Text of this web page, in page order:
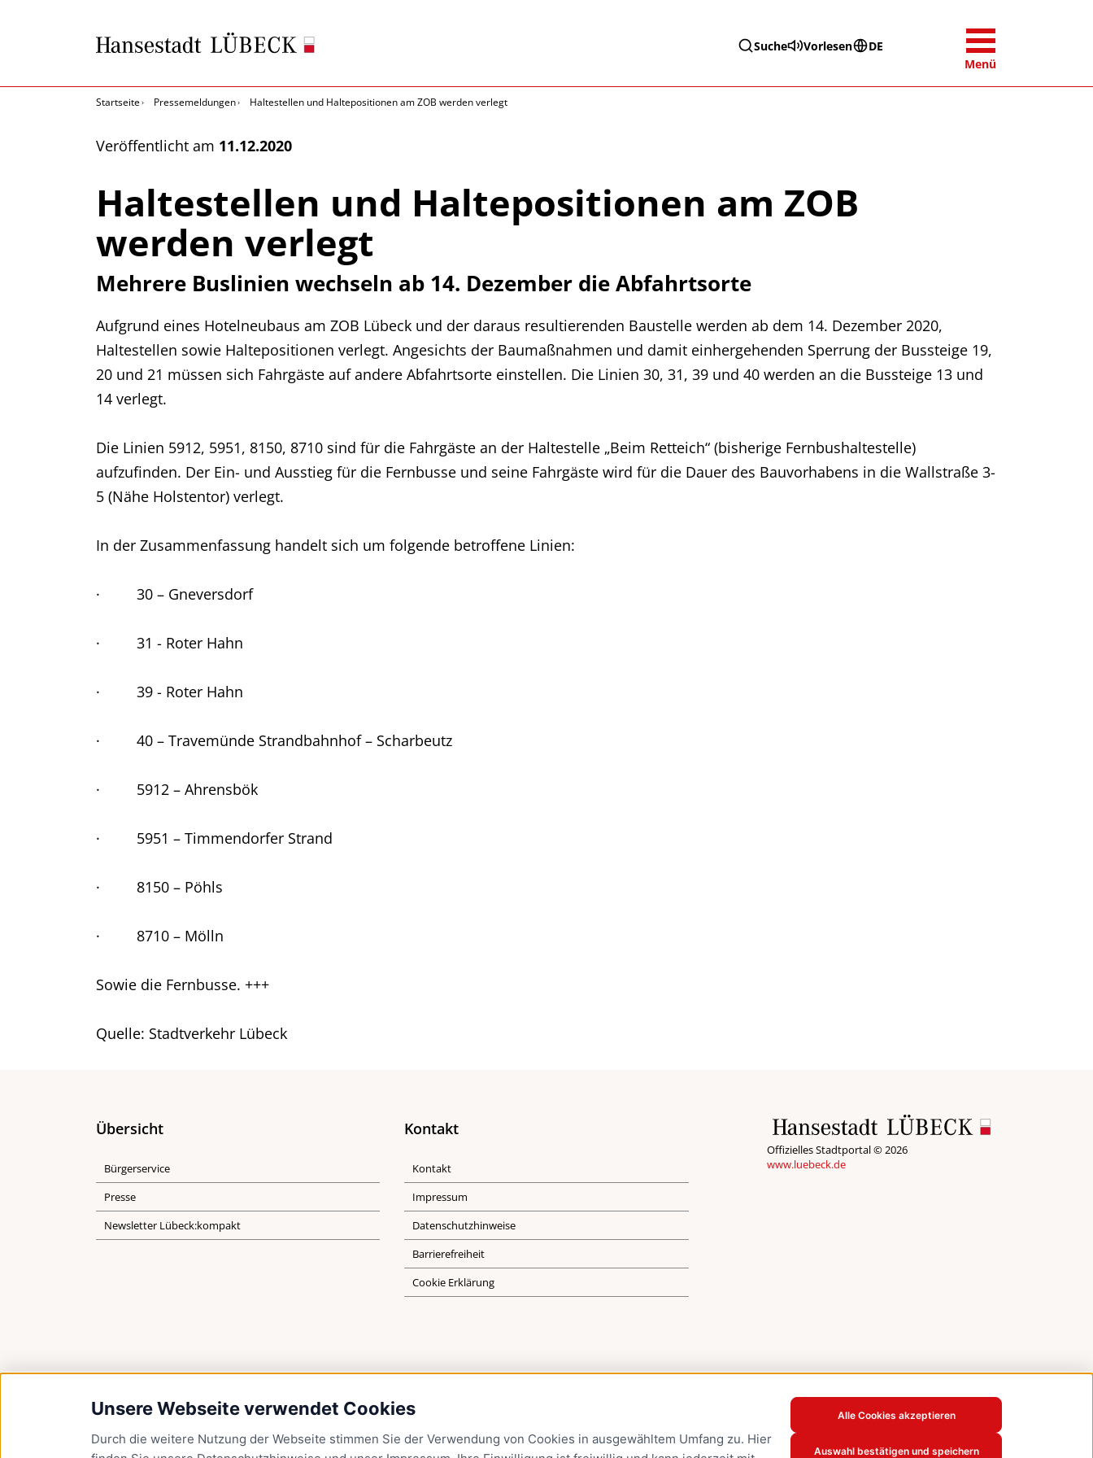
Unsere Webseite verwendet Cookies
Durch die weitere Nutzung der Webseite stimmen Sie der Verwendung von Cookies in ausgewähltem Umfang zu. Hier
Alle Cookies akzeptieren
Auswahl bestätigen und speichern
Suche Vorlesen
DE
Menü
Startseite Pressemeldungen Haltestellen und Haltepositionen am ZOB werden verlegt
Veröffentlicht am 11.12.2020
Haltestellen und Haltepositionen am ZOB
werden verlegt
Mehrere Buslinien wechseln ab 14. Dezember die Abfahrtsorte
Aufgrund eines Hotelneubaus am ZOB Lübeck und der daraus resultierenden Baustelle werden ab dem 14. Dezember 2020,
Haltestellen sowie Haltepositionen verlegt. Angesichts der Baumaßnahmen und damit einhergehenden Sperrung der Bussteige 19,
20 und 21 müssen sich Fahrgäste auf andere Abfahrtsorte einstellen. Die Linien 30, 31, 39 und 40 werden an die Bussteige 13 und
14 verlegt.
Die Linien 5912, 5951, 8150, 8710 sind für die Fahrgäste an der Haltestelle „Beim Retteich“ (bisherige Fernbushaltestelle)
aufzufinden. Der Ein- und Ausstieg für die Fernbusse und seine Fahrgäste wird für die Dauer des Bauvorhabens in die Wallstraße 3-
5 (Nähe Holstentor) verlegt.
In der Zusammenfassung handelt sich um folgende betroffene Linien:
· 30 – Gneversdorf
· 31 - Roter Hahn
· 39 - Roter Hahn
· 40 – Travemünde Strandbahnhof – Scharbeutz
· 5912 – Ahrensbök
· 5951 – Timmendorfer Strand
· 8150 – Pöhls
· 8710 – Mölln
Sowie die Fernbusse. +++
Quelle: Stadtverkehr Lübeck
Übersicht
Bürgerservice
Presse
Newsletter Lübeck:kompakt
Kontakt
Kontakt
Impressum
Datenschutzhinweise
Barrierefreiheit
Cookie Erklärung
Offizielles Stadtportal © 2026
www.luebeck.de